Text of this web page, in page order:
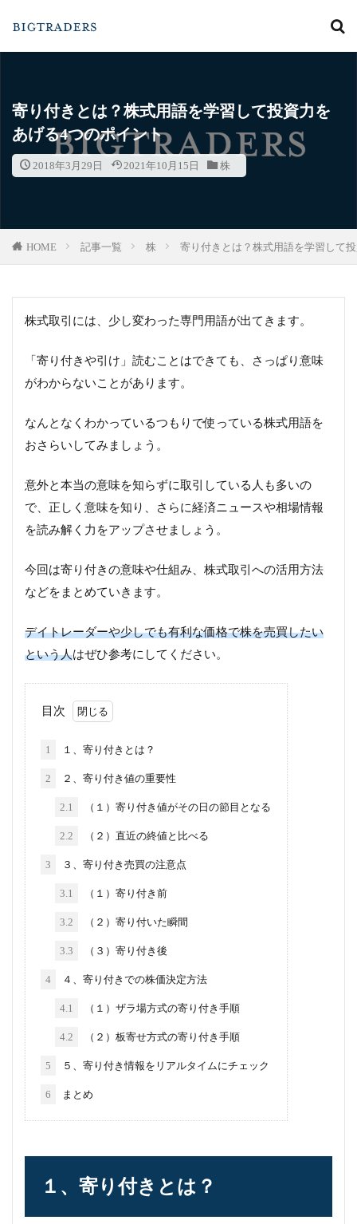
寄り付きとは？株式用語を学習して投資力を
あげる4つのポイント
2018年3月29日 2021年10月15日 株
HOME 記事一覧 株 寄り付きとは？株式用語を学習して
株式取引には、少し変わった専門用語が出てきます。
「寄り付きや引け」読むことはできても、さっぱり意味
がわからないことがあります。
なんとなくわかっているつもりで使っている株式用語を
おさらいしてみましょう。
意外と本当の意味を知らずに取引している人も多いの
で、正しく意味を知り、さらに経済ニュースや相場情報
を読み解く力をアップさせましょう。
今回は寄り付きの意味や仕組み、株式取引への活用方法
などをまとめていきます。
デイトレーダーや少しでも有利な価格で株を売買したい
という人はぜひ参考にしてください。
目次
1 １、寄り付きとは？
2 ２、寄り付き値の重要性
2.1 （１）寄り付き値がその日の節目となる
2.2 （２）直近の終値と比べる
3 ３、寄り付き売買の注意点
3.1 （１）寄り付き前
3.2 （２）寄り付いた瞬間
3.3 （３）寄り付き後
4 ４、寄り付きでの株価決定方法
4.1 （１）ザラ場方式の寄り付き手順
4.2 （２）板寄せ方式の寄り付き手順
5 ５、寄り付き情報をリアルタイムにチェック
6 まとめ
１、寄り付きとは？
検索